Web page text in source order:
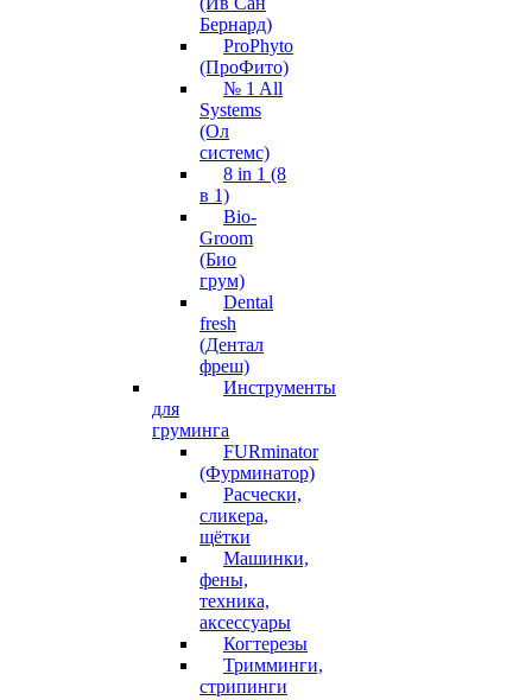
Бернард)
ProPhyto
(ПроФито)
№ 1 All
Systems
(Ол
системс)
8 in 1 (8
в 1)
Bio-
Groom
(Био
грум)
Dental
fresh
(Дентал
фреш)
Инструменты
для
груминга
FURminator
(Фурминатор)
Расчески,
сликера,
щётки
Машинки,
фены,
техника,
аксессуары
Когтерезы
Тримминги,
стрипинги